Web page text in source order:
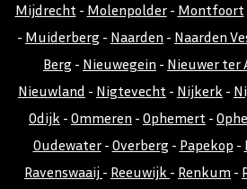
Mijdrecht- Molenpolder- Montfoort
- Muiderberg - Naarden - Naarden
Berg - Nieuwegein - Nieuwer ter
Nieuwland - Nigtevecht - Nijkerk -
Odijk - Ommeren - Ophemert -
Oudewater- Overberg - Papekop -
Ravenswaaij - Reeuwijk - Renkum -